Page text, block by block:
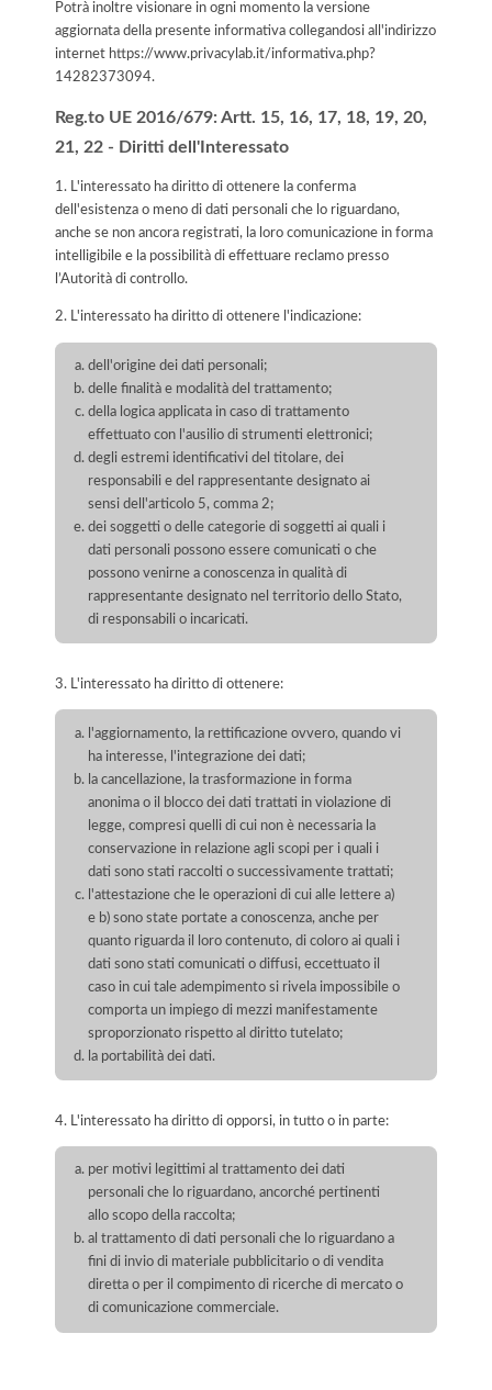
Potrà inoltre visionare in ogni momento la versione
aggiornata della presente informativa collegandosi all'indirizzo
internet https://www.privacylab.it/informativa.php?
14282373094.
Reg.to UE 2016/679: Artt. 15, 16, 17, 18, 19, 20,
21, 22 - Diritti dell'Interessato
1. L'interessato ha diritto di ottenere la conferma
dell'esistenza o meno di dati personali che lo riguardano,
anche se non ancora registrati, la loro comunicazione in forma
intelligibile e la possibilità di effettuare reclamo presso
l’Autorità di controllo.
2. L'interessato ha diritto di ottenere l'indicazione:
dell'origine dei dati personali;
delle finalità e modalità del trattamento;
della logica applicata in caso di trattamento
effettuato con l'ausilio di strumenti elettronici;
degli estremi identificativi del titolare, dei
responsabili e del rappresentante designato ai
sensi dell'articolo 5, comma 2;
dei soggetti o delle categorie di soggetti ai quali i
dati personali possono essere comunicati o che
possono venirne a conoscenza in qualità di
rappresentante designato nel territorio dello Stato,
di responsabili o incaricati.
3. L'interessato ha diritto di ottenere:
l'aggiornamento, la rettificazione ovvero, quando vi
ha interesse, l'integrazione dei dati;
la cancellazione, la trasformazione in forma
anonima o il blocco dei dati trattati in violazione di
legge, compresi quelli di cui non è necessaria la
conservazione in relazione agli scopi per i quali i
dati sono stati raccolti o successivamente trattati;
l'attestazione che le operazioni di cui alle lettere a)
e b) sono state portate a conoscenza, anche per
quanto riguarda il loro contenuto, di coloro ai quali i
dati sono stati comunicati o diffusi, eccettuato il
caso in cui tale adempimento si rivela impossibile o
comporta un impiego di mezzi manifestamente
sproporzionato rispetto al diritto tutelato;
la portabilità dei dati.
4. L'interessato ha diritto di opporsi, in tutto o in parte:
per motivi legittimi al trattamento dei dati
personali che lo riguardano, ancorché pertinenti
allo scopo della raccolta;
al trattamento di dati personali che lo riguardano a
fini di invio di materiale pubblicitario o di vendita
diretta o per il compimento di ricerche di mercato o
di comunicazione commerciale.